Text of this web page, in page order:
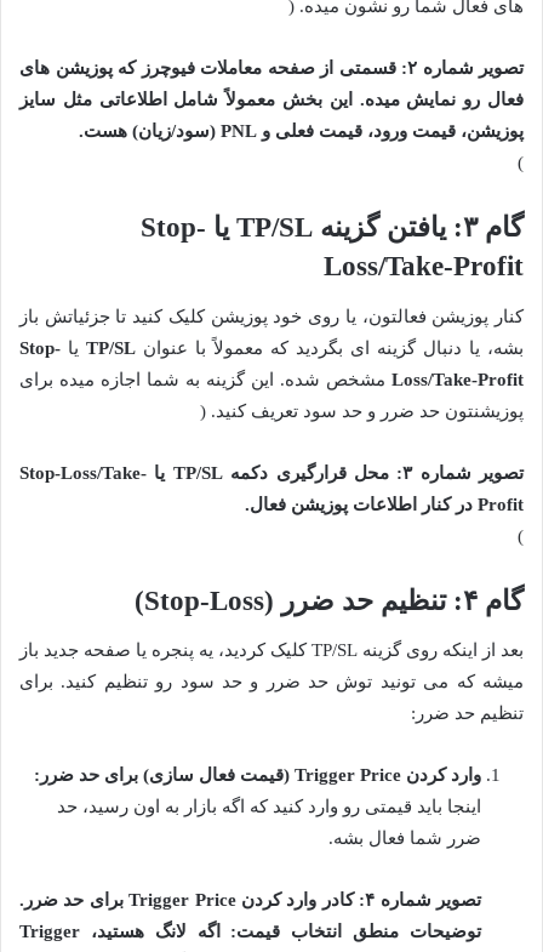
های فعال شما رو نشون میده. (
تصویر شماره ۲: قسمتی از صفحه معاملات فیوچرز که پوزیشن های
فعال رو نمایش میده. این بخش معمولاً شامل اطلاعاتی مثل سایز
پوزیشن، قیمت ورود، قیمت فعلی و PNL (سود/زیان) هست.
)
گام ۳: یافتن گزینه TP/SL یا Stop-
Loss/Take-Profit
کنار پوزیشن فعالتون، یا روی خود پوزیشن کلیک کنید تا جزئیاتش باز
بشه، یا دنبال گزینه ای بگردید که معمولاً با عنوان TP/SL یا Stop-
Loss/Take-Profit مشخص شده. این گزینه به شما اجازه میده برای
پوزیشنتون حد ضرر و حد سود تعریف کنید. (
تصویر شماره ۳: محل قرارگیری دکمه TP/SL یا Stop-Loss/Take-
Profit در کنار اطلاعات پوزیشن فعال.
)
گام ۴: تنظیم حد ضرر (Stop-Loss)
بعد از اینکه روی گزینه TP/SL کلیک کردید، یه پنجره یا صفحه جدید باز
میشه که می تونید توش حد ضرر و حد سود رو تنظیم کنید. برای
تنظیم حد ضرر:
وارد کردن Trigger Price (قیمت فعال سازی) برای حد ضرر:
اینجا باید قیمتی رو وارد کنید که اگه بازار به اون رسید، حد
ضرر شما فعال بشه.
تصویر شماره ۴: کادر وارد کردن Trigger Price برای حد ضرر.
توضیحات منطق انتخاب قیمت: اگه لانگ هستید، Trigger